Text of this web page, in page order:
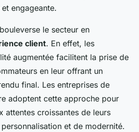
engageante.
bouleverse le secteur en
client. En effet, les
augmentée facilitent la prise de
en leur offrant un
final. Les entreprises de
adoptent cette approche pour
attentes croissantes de leurs
et de modernité.